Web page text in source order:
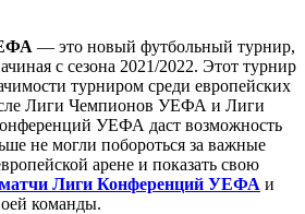
— это новый футбольный турнир,
с сезона 2021/2022. Этот турнир
турниром среди европейских
Лиги Чемпионов УЕФА и Лиги
УЕФА даст возможность
не могли побороться за важные
арене и показать свою
Лиги Конференций УЕФА и
команды.